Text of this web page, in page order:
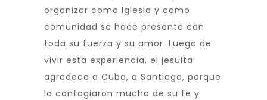
organizar como Iglesia y como
comunidad se hace presente con
toda su fuerza y su amor. Luego de
vivir esta experiencia, el jesuita
agradece a Cuba, a Santiago, porque
lo contagiaron mucho de su fe y